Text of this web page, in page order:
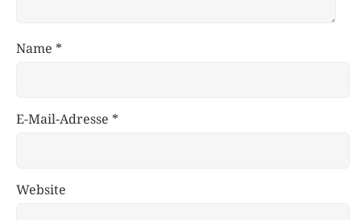
Name *
E-Mail-Adresse *
Website